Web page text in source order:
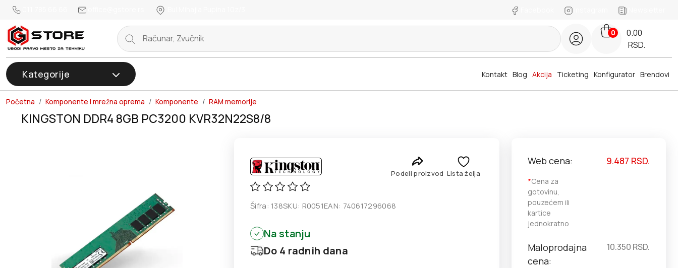
Instagram Newsletter
0
0.00
RSD.
Kategorije Brendovi
Blog Akcija
Kontakt Ticketing Konfigurator
Početna Komponente i mrežna oprema Komponente RAM memorije
KINGSTON DDR4 8GB PC3200 KVR32N22S8/8
Podeli proizvod Lista želja
Šifra: 138SKU: R0051EAN: 740617296068
Na stanju
Do 4 radnih dana
Web cena:
*Cena za
gotovinu,
pouzećem ili
kartice
jednokratno
9.487 RSD.
Maloprodajna
cena:
10.350 RSD.